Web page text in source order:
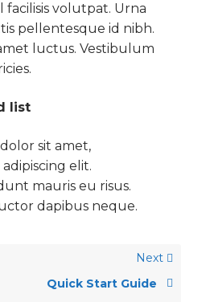
facilisis volutpat. Urna
pellentesque id nibh.
luctus. Vestibulum
list
sit amet,
elit.
mauris eu risus.
dapibus neque.
Next
Quick Start Guide